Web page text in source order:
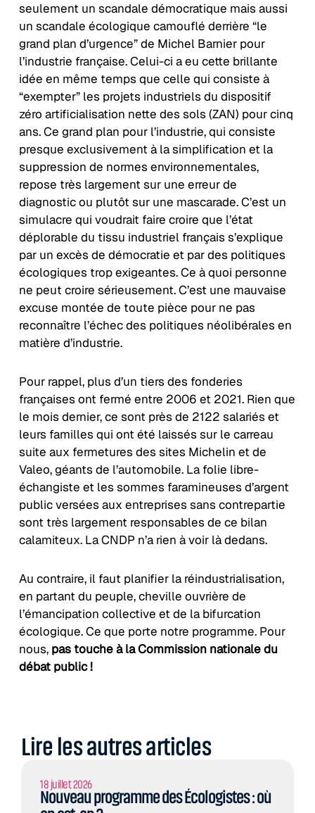
seulement un scandale démocratique mais aussi
un scandale écologique camouflé derrière “le
grand plan d’urgence” de Michel Barnier pour
l’industrie française. Celui-ci a eu cette brillante
idée en même temps que celle qui consiste à
“exempter” les projets industriels du dispositif
zéro artificialisation nette des sols (ZAN) pour cinq
ans. Ce grand plan pour l’industrie, qui consiste
presque exclusivement à la simplification et la
suppression de normes environnementales,
repose très largement sur une erreur de
diagnostic ou plutôt sur une mascarade. C’est un
simulacre qui voudrait faire croire que l’état
déplorable du tissu industriel français s’explique
par un excès de démocratie et par des politiques
écologiques trop exigeantes. Ce à quoi personne
ne peut croire sérieusement. C’est une mauvaise
excuse montée de toute pièce pour ne pas
reconnaître l’échec des politiques néolibérales en
matière d’industrie.
Pour rappel, plus d’un tiers des fonderies
françaises ont fermé entre 2006 et 2021. Rien que
le mois dernier, ce sont près de 2122 salariés et
leurs familles qui ont été laissés sur le carreau
suite aux fermetures des sites Michelin et de
Valeo, géants de l’automobile. La folie libre-
échangiste et les sommes faramineuses d’argent
public versées aux entreprises sans contrepartie
sont très largement responsables de ce bilan
calamiteux. La CNDP n’a rien à voir là dedans.
Au contraire, il faut planifier la réindustrialisation,
en partant du peuple, cheville ouvrière de
l’émancipation collective et de la bifurcation
écologique. Ce que porte notre programme. Pour
nous,pas touche à la Commission nationale du
débat public !
Lire les autres articles
18 juillet 2026
Nouveau programme des Écologistes : où